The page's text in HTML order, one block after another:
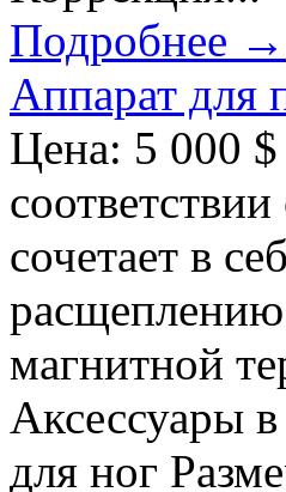
Подробнее →
Аппарат для
Цена: 5 000 $
сочетает в
магнитной
Аксессуары
для ног